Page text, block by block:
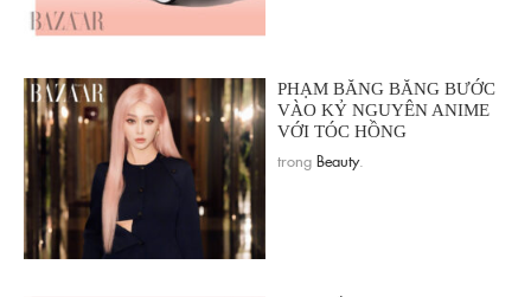
PHẠM BĂNG BĂNG BƯỚC
VÀO KỶ NGUYÊN ANIME
VỚI TÓC HỒNG
trong Beauty.